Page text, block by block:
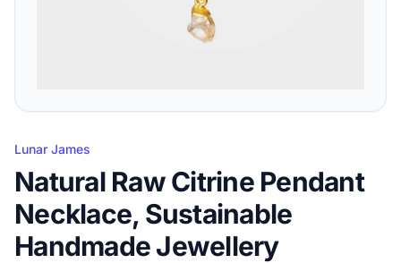
Lunar James
Natural Raw Citrine Pendant
Necklace, Sustainable
Handmade Jewellery